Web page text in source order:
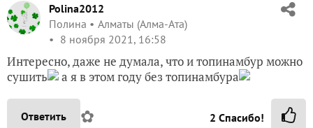
Polina2012
Полина
Алматы (Алма-Ата)
8 ноября 2021, 16:58
Интересно, даже не думала, что и топинамбур можно
сушить
а я в этом году без топинамбура
Ответить ✿ 2 Спасибо!